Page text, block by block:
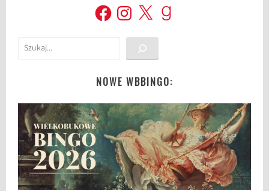
FacebookInstagram
X Goodreads
Szukaj
NOWE WBBINGO: